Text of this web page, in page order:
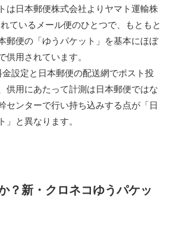
は日本郵便株式会社よりヤマト運輸株
ているメール便のひとつで、もともと
郵便の「ゆうパケット」を基本にほぼ
用されています。
設定と日本郵便の配送網でポスト投
供用にあたって計測は日本郵便ではな
センターで行い持ち込みする点が「日
と異なります。
？新・クロネコゆうパケッ